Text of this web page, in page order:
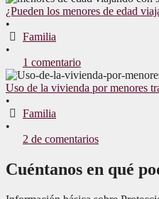
¿Pueden los menores de edad
•
Familia
•
1 comentario
Uso de la vivienda por menores
•
Familia
•
2 de comentarios
Cuéntanos en qué